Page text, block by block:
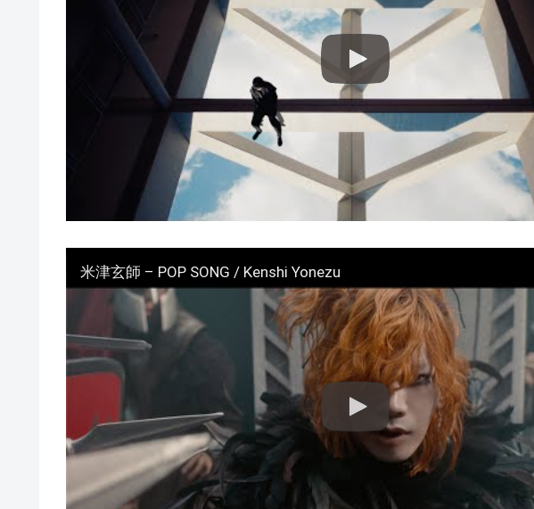
米津玄師 – POP SONG / Kenshi Yonezu